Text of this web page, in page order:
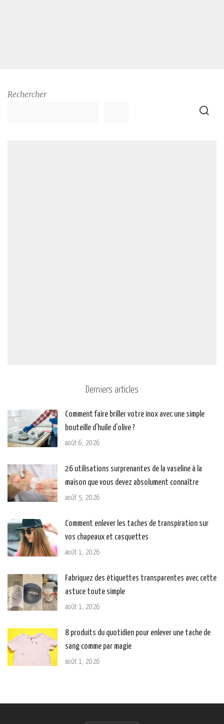
Rechercher
Derniers articles
Comment faire briller votre inox avec une simple
bouteille d’huile d’olive ?
août 6, 2026
26 utilisations surprenantes de la vaseline à la
maison que vous devez absolument connaître
août 5, 2026
Comment enlever les taches de transpiration sur
vos chapeaux et casquettes
août 1, 2026
Fabriquez des étiquettes transparentes avec cette
astuce toute simple
août 1, 2026
8 produits du quotidien pour enlever une tache de
sang comme par magie
août 1, 2026